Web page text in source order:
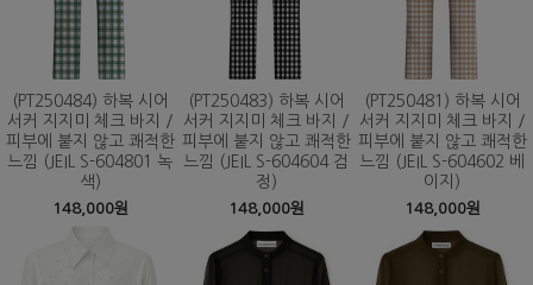
(PT250484) 하복 시어
서커 지지미 체크 바지 /
피부에 붙지 않고 쾌적한
느낌 (JEIL S-604801 녹
색)
148,000원
(PT250483) 하복 시어
서커 지지미 체크 바지 /
피부에 붙지 않고 쾌적한
느낌 (JEIL S-604604 검
정)
148,000원
(PT250481) 하복 시어
서커 지지미 체크 바지 /
피부에 붙지 않고 쾌적한
느낌 (JEIL S-604602 베
이지)
148,000원